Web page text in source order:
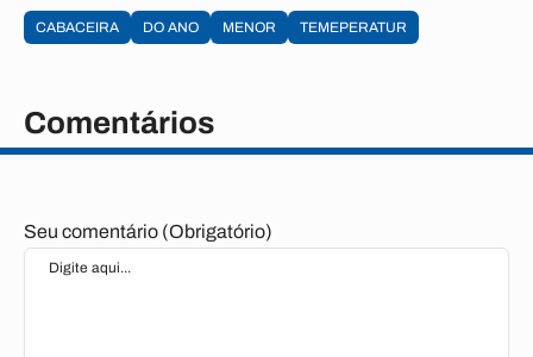
CABACEIRA DO ANO MENOR TEMEPERATUR
Comentários
Seu comentário (Obrigatório)